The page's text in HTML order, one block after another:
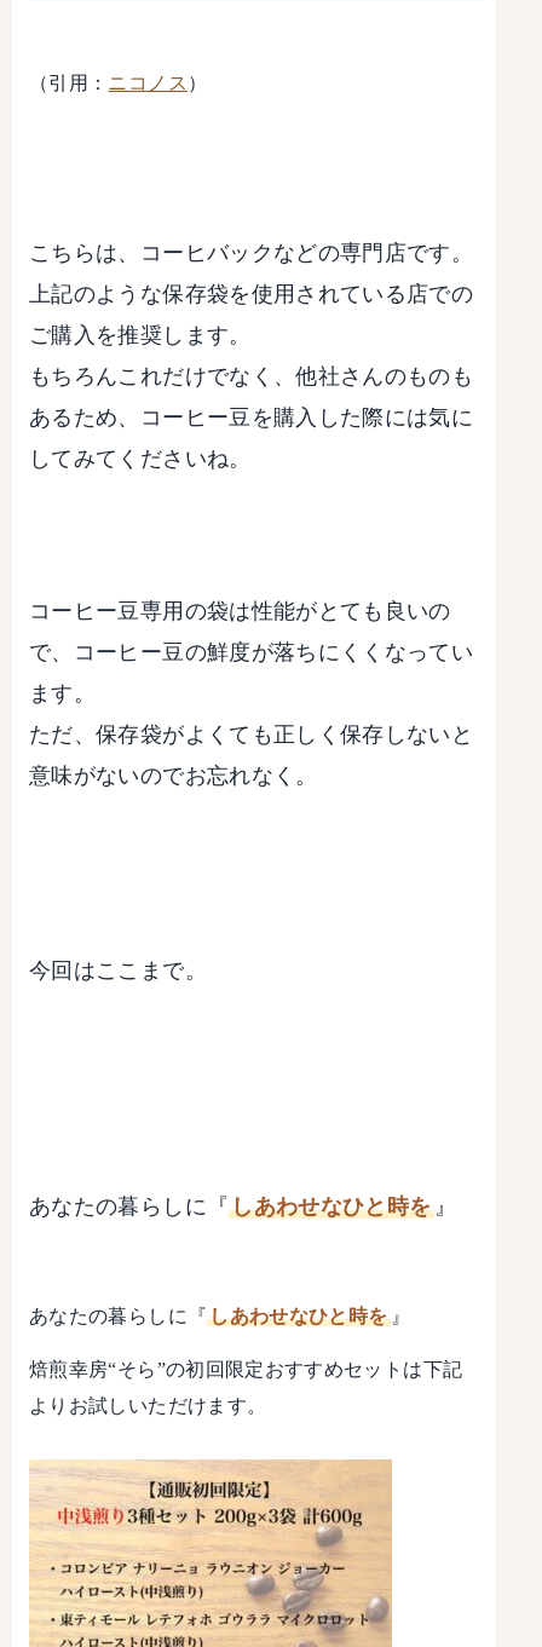
（引用： ニコノス ）
こちらは、コーヒバックなどの専門店です。
上記のような保存袋を使用されている店での
ご購入を推奨します。
もちろんこれだけでなく、他社さんのものも
あるため、コーヒー豆を購入した際には気に
してみてくださいね。
コーヒー豆専用の袋は性能がとても良いの
で、コーヒー豆の鮮度が落ちにくくなってい
ます。
ただ、保存袋がよくても正しく保存しないと
意味がないのでお忘れなく。
今回はここまで。
あなたの暮らしに『しあわせなひと時を』
あなたの暮らしに『しあわせなひと時を』
焙煎幸房“そら”の初回限定おすすめセットは下記
よりお試しいただけます。